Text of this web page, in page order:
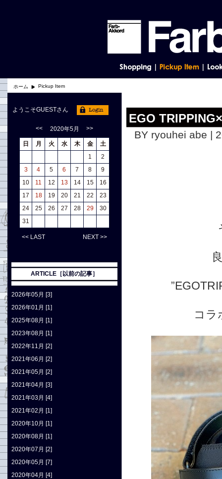
ホーム Pickup Item
EGO
BY ryouhei abe |
コラ
ようこそGUESTさん
<< 2020年5月 >>
日 月 火 水 木 金
土
1
2
3
4 5 6 7 8
9
10
11 12 13 14 15
16
17
18 19 20 21 22
23
24
25 26 27 28 29
30
31
<< LAST NEXT >>
ARTICLE［以前の記事］
2026年05月 [3]
2026年01月 [1]
2025年08月 [1]
2023年08月 [1]
2022年11月 [2]
2021年06月 [2]
2021年05月 [2]
2021年04月 [3]
2021年03月 [4]
2021年02月 [1]
2020年10月 [1]
2020年08月 [1]
2020年07月 [2]
2020年05月 [7]
2020年04月 [4]